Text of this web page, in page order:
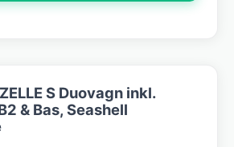
S Duovagn inkl.
& Bas, Seashell